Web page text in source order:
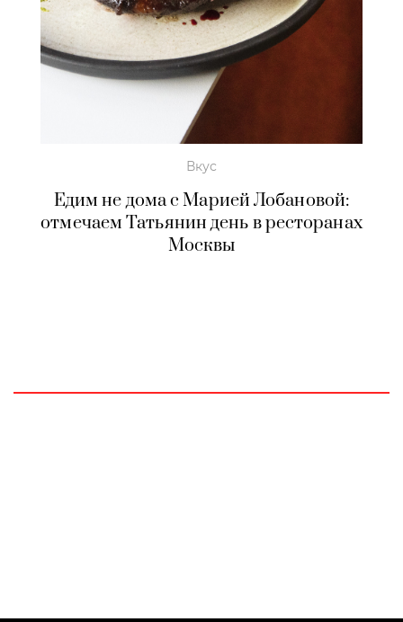
Вкус
Едим не дома с Марией Лобановой:
отмечаем Татьянин день в ресторанах
Москвы